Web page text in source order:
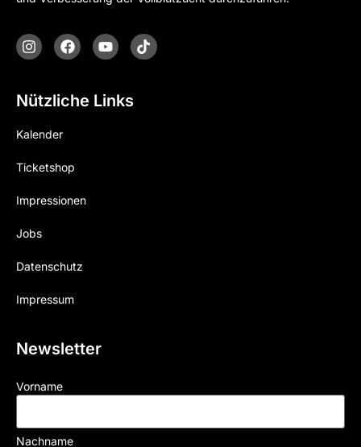
Nützliche Links
Kalender
Ticketshop
Impressionen
Jobs
Datenschutz
Impressum
Newsletter
Vorname
Nachname